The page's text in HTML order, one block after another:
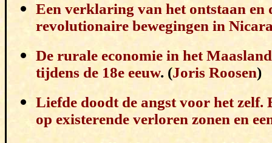
Een verklaring van het ontstaan en
revolutionaire bewegingen in
De rurale economie in het
tijdens de 18e eeuw. (Joris Roosen)
Liefde doodt de angst voor het zelf.
op existerende verloren zonen en